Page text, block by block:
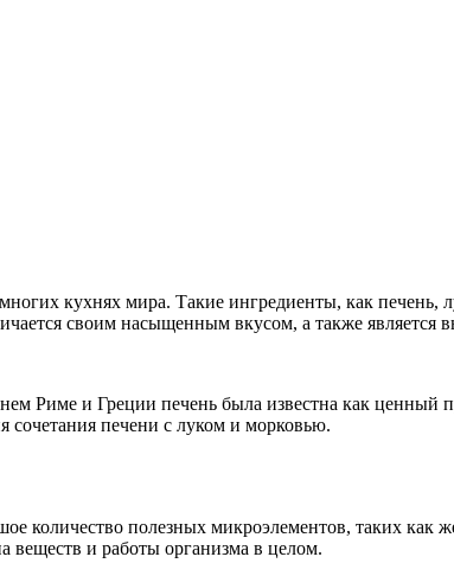
кухнях мира. Такие ингредиенты, как печень,
своим насыщенным вкусом, а также является
Риме и Греции печень была известна как ценный
сочетания печени с луком и морковью.
количество полезных микроэлементов, таких как
и работы организма в целом.